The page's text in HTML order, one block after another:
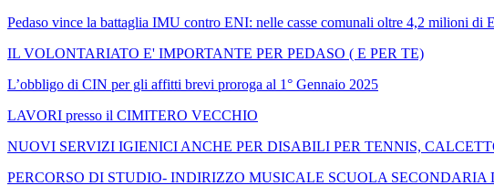
Pedaso vince la battaglia IMU contro ENI: nelle casse comunali oltre 4,2 milioni di
IL VOLONTARIATO E' IMPORTANTE PER PEDASO ( E PER TE)
L’obbligo di CIN per gli affitti brevi proroga al 1° Gennaio 2025
LAVORI presso il CIMITERO VECCHIO
NUOVI SERVIZI IGIENICI ANCHE PER DISABILI PER TENNIS,
PERCORSO DI STUDIO- INDIRIZZO MUSICALE SCUOLA